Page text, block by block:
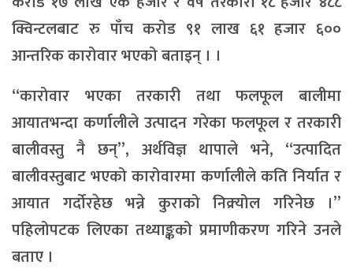
क्विन्टलबाट रु पाँच करोड ९१ लाख ६१ हजार ६००
आन्तरिक कारोवार भएको बताइन् । ।
“कारोवार भएका तरकारी तथा फलफूल बालीमा
आयातभन्दा कर्णालीले उत्पादन गरेका फलफूल र तरकारी
बालीवस्तु नै छन्”, अर्थविज्ञ थापाले भने, “उत्पादित
बालीवस्तुबाट भएको कारोवारमा कर्णालीले कति निर्यात र
आयात गर्दोरहेछ भन्ने कुराको निक्र्योल गरिनेछ ।”
पहिलोपटक लिएका तथ्याङ्कको प्रमाणीकरण गरिने उनले
बताए ।